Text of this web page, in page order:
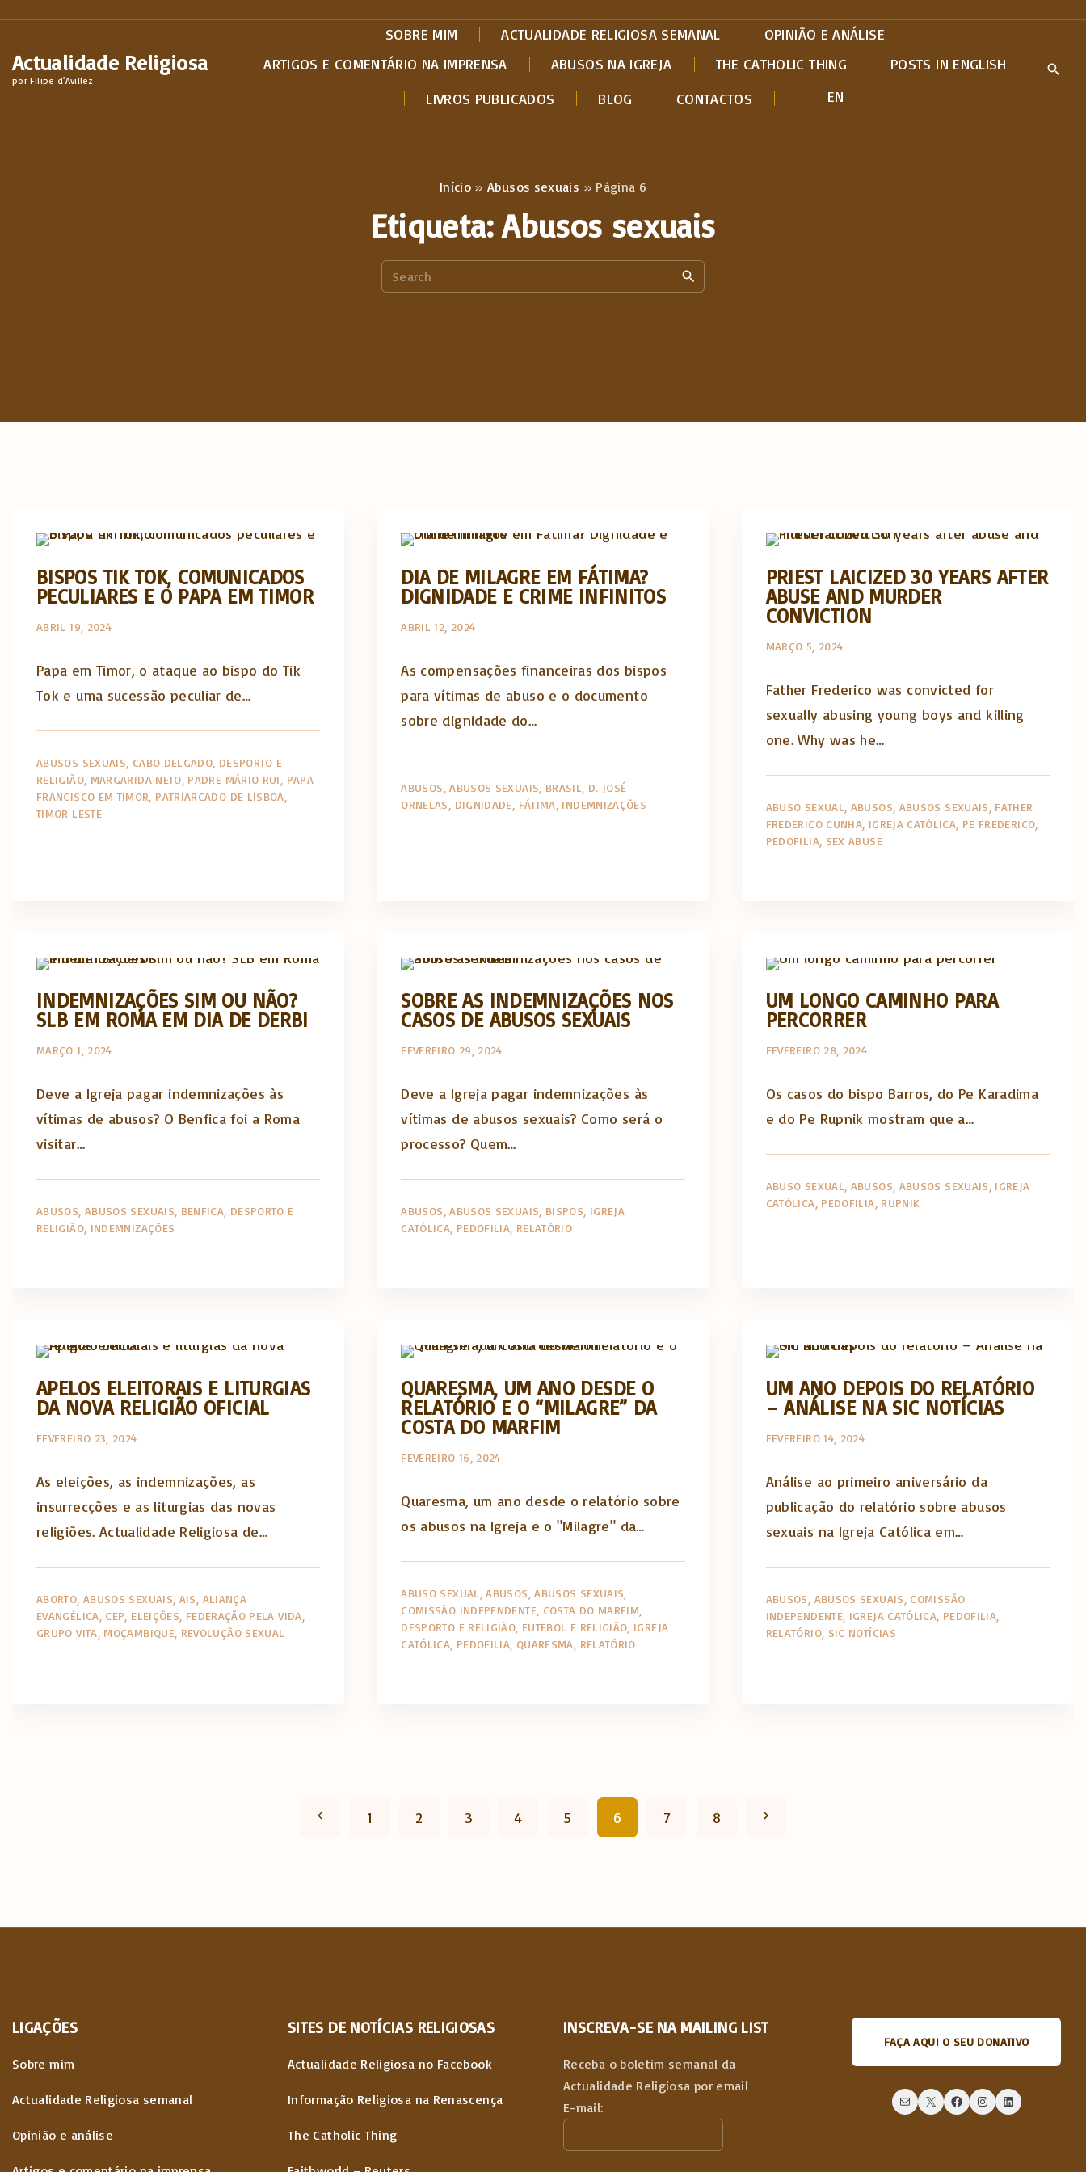
Actualidade Religiosa
por Filipe d'Avillez
SOBRE MIM ACTUALIDADE RELIGIOSA SEMANAL
OPINIÃO E ANÁLISE
ARTIGOS E COMENTÁRIO NA IMPRENSA
ABUSOS NA IGREJA THE CATHOLIC THING
POSTS IN ENGLISH
LIVROS PUBLICADOS
BLOG CONTACTOS EN
Início »Abusos sexuais » Página 6
Etiqueta:Abusos sexuais
e
BISPOS TIK TOK, COMUNICADOS
PECULIARES E O PAPA EM TIMOR
ABRIL 19, 2024
Papa em Timor, o ataque ao bispo do Tik
Tok e uma sucessão peculiar de…
ABUSOS SEXUAIS CABO DELGADO DESPORTO E
RELIGIÃO MARGARIDA NETO PADRE MÁRIO RUI
PAPA
FRANCISCO EM TIMOR PATRIARCADO DE LISBOA
TIMOR LESTE
DIA DE MILAGRE EM FÁTIMA?
DIGNIDADE E CRIME INFINITOS
ABRIL 12, 2024
As compensações financeiras dos bispos
para vítimas de abuso e o documento
sobre dignidade do…
ABUSOS ABUSOS SEXUAIS BRASIL D. JOSÉ
ORNELAS
DIGNIDADE FÁTIMA INDEMNIZAÇÕES
PRIEST LAICIZED 30 YEARS AFTER
ABUSE AND MURDER
CONVICTION
MARÇO 5, 2024
Father Frederico was convicted for
sexually abusing young boys and killing
one. Why was he…
ABUSO SEXUAL ABUSOS ABUSOS SEXUAIS FATHER
FREDERICO CUNHA IGREJA CATÓLICA PE FREDERICO
PEDOFILIA SEX ABUSE
INDEMNIZAÇÕES SIM OU NÃO?
SLB EM ROMA EM DIA DE DERBI
MARÇO 1, 2024
Deve a Igreja pagar indemnizações às
vítimas de abusos? O Benfica foi a Roma
visitar…
ABUSOS ABUSOS SEXUAIS BENFICA DESPORTO E
RELIGIÃO INDEMNIZAÇÕES
SOBRE AS INDEMNIZAÇÕES NOS
CASOS DE ABUSOS SEXUAIS
FEVEREIRO 29, 2024
Deve a Igreja pagar indemnizações às
vítimas de abusos sexuais? Como será o
processo? Quem…
ABUSOS ABUSOS SEXUAIS BISPOS IGREJA
CATÓLICA PEDOFILIA RELATÓRIO
UM LONGO CAMINHO PARA
PERCORRER
FEVEREIRO 28, 2024
Os casos do bispo Barros, do Pe Karadima
e do Pe Rupnik mostram que a…
ABUSO SEXUAL ABUSOS ABUSOS SEXUAIS IGREJA
CATÓLICA PEDOFILIA RUPNIK
APELOS ELEITORAIS E LITURGIAS
DA NOVA RELIGIÃO OFICIAL
FEVEREIRO 23, 2024
As eleições, as indemnizações, as
insurrecções e as liturgias das novas
religiões. Actualidade Religiosa de…
ABORTO ABUSOS SEXUAIS AIS ALIANÇA
EVANGÉLICA CEP ELEIÇÕES FEDERAÇÃO PELA VIDA
GRUPO VITA MOÇAMBIQUE REVOLUÇÃO SEXUAL
QUARESMA, UM ANO DESDE O
RELATÓRIO E O “MILAGRE” DA
COSTA DO MARFIM
FEVEREIRO 16, 2024
Quaresma, um ano desde o relatório sobre
os abusos na Igreja e o "Milagre" da…
ABUSO SEXUAL ABUSOS ABUSOS SEXUAIS
COMISSÃO INDEPENDENTE COSTA DO MARFIM
DESPORTO E RELIGIÃO FUTEBOL E RELIGIÃO IGREJA
CATÓLICA PEDOFILIA QUARESMA RELATÓRIO
UM ANO DEPOIS DO RELATÓRIO
– ANÁLISE NA SIC NOTÍCIAS
FEVEREIRO 14, 2024
Análise ao primeiro aniversário da
publicação do relatório sobre abusos
sexuais na Igreja Católica em…
ABUSOS ABUSOS SEXUAIS COMISSÃO
INDEPENDENTE IGREJA CATÓLICA PEDOFILIA
RELATÓRIO SIC NOTÍCIAS
ç
o
P
o
u
s
p
1 2 3 4 5 6 7 8 N
a
LIGAÇÕES
Sobre mim
Actualidade Religiosa semanal
Opinião e análise
SITES DE NOTÍCIAS RELIGIOSAS
Actualidade Religiosa no Facebook
Informação Religiosa na Renascença
The Catholic Thing
INSCREVA-SE NA MAILING LIST
Receba o boletim semanal da
Actualidade Religiosa por email
E-mail:
FAÇA AQUI O SEU DONATIVO
Mail X Facebook Instagram LinkedIn